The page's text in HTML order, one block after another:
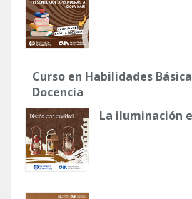
Curso en Habilidades
Docencia
La iluminación